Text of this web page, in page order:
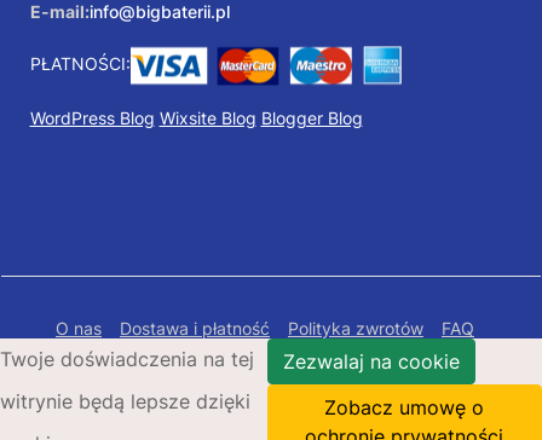
E-mail:info@bigbaterii.pl
PŁATNOŚCI:
WordPress Blog Wixsite Blog Blogger Blog
O nas Dostawa i płatność Polityka zwrotów
FAQ
Polityka prywatności
Mapa Strony
Copyright © 2026 Bigbaterii.pl. Wszelkie prawa
zastrzeżone.
Twoje doświadczenia na tej
witrynie będą lepsze dzięki
Zezwalaj na cookie
Zobacz umowę o